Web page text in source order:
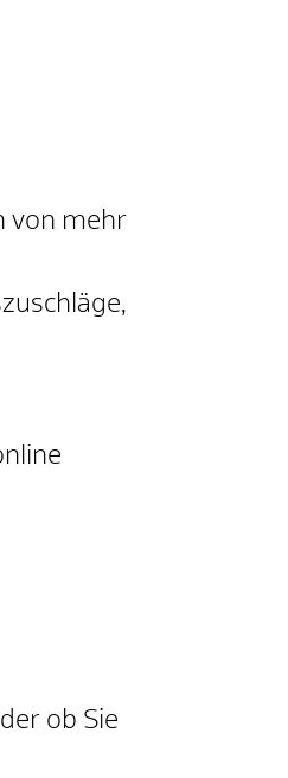
von mehr
ob Sie